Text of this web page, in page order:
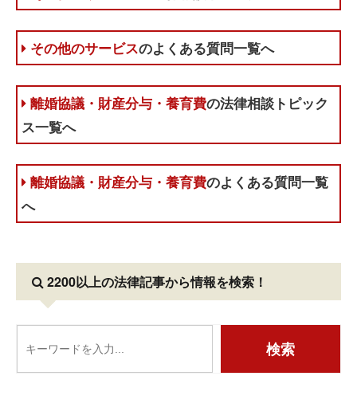
その他のサービスのよくある質問一覧へ
離婚協議・財産分与・養育費の法律相談トピック
ス一覧へ
離婚協議・財産分与・養育費のよくある質問一覧
へ
2200以上の法律記事から情報を検索！